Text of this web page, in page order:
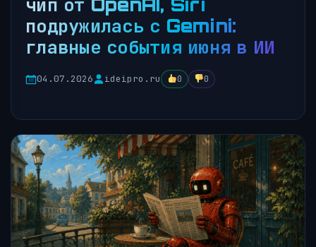
подружилась с Gemini:
главные события июня в ИИ
04.07.2026 ideipro.ru 0 0